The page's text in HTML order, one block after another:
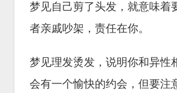
梦见自己剪了头发，就意味着
者亲戚吵架，责任在你。
梦见理发烫发，说明你和异性
会有一个愉快的约会，但要注